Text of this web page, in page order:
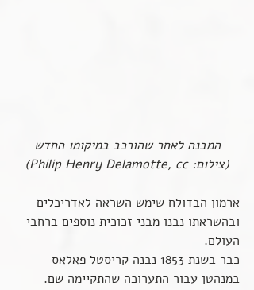
המבנה לאחר שהורכב במיקומו החדש
(צילום: Philip Henry Delamotte, cc)
ארמון הבדולח שימש השראה לאדריכלים
ובהשראתו נבנו מבני זכוכית נוספים ברחבי
העולם.
כבר בשנת 1853 נבנה קריסטל פאלאס
במנהטן עבור התערוכה שהתקיימה שם.